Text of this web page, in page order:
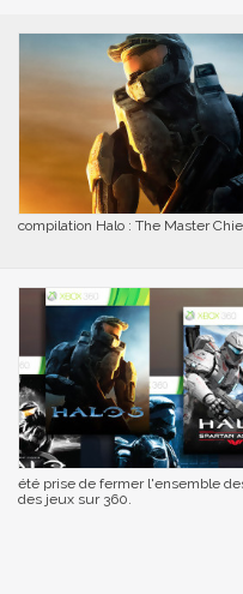
compilation Halo : The Master
été prise de fermer l'ensemble
des jeux sur 360.